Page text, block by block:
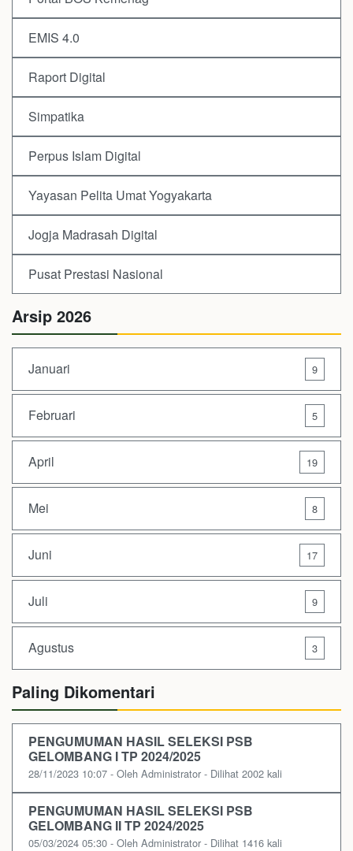
EMIS 4.0
Raport Digital
Simpatika
Perpus Islam Digital
Yayasan Pelita Umat Yogyakarta
Jogja Madrasah Digital
Pusat Prestasi Nasional
Arsip 2026
Januari 9
Februari 5
April 19
Mei 8
Juni 17
Juli 9
Agustus 3
Paling Dikomentari
PENGUMUMAN HASIL SELEKSI PSB
GELOMBANG I TP 2024/2025
28/11/2023 10:07 - Oleh Administrator - Dilihat 2002 kali
PENGUMUMAN HASIL SELEKSI PSB
GELOMBANG II TP 2024/2025
05/03/2024 05:30 - Oleh Administrator - Dilihat 1416 kali